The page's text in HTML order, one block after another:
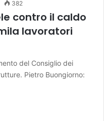
382
contro il caldo
lavoratori
del Consiglio dei
Pietro Buongiorno: